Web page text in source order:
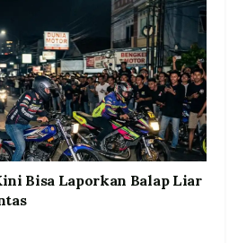
Bisa Laporkan Balap Liar